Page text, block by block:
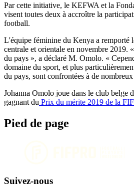
Par cette initiative, le KEFWA et la
visent toutes deux à accroître la
football.
L'équipe féminine du Kenya a remporté
centrale et orientale en novembre 2019.
du pays », a déclaré M. Omolo. «
domaine du sport, et plus
du pays, sont confrontées à de
Johanna Omolo joue dans le club belge
gagnant du Prix du mérite 2019 de la
Pied de page
Suivez-nous